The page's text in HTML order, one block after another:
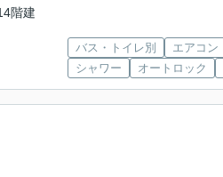
階建
バス・トイレ別 エアコン
シャワー
オートロック